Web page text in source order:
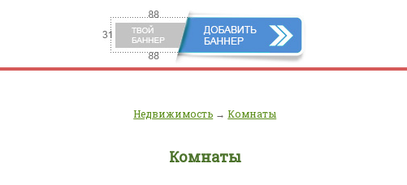
Недвижимость → Комнаты
Комнаты